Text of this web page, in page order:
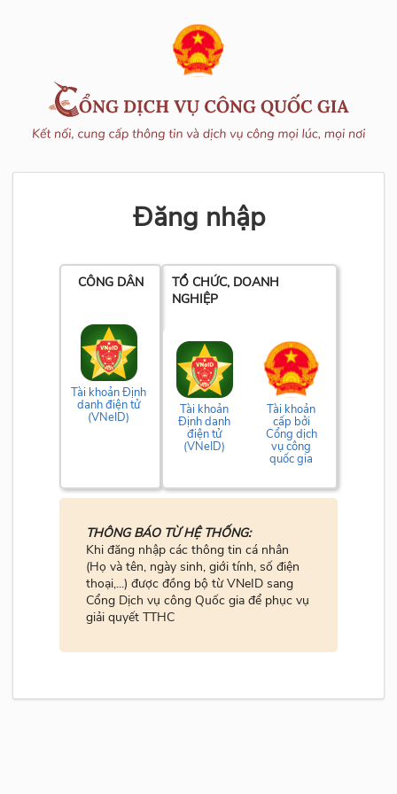
Đăng nhập
CÔNG DÂN
Tài khoản Định
danh điện tử
(VNeID)
TỔ CHỨC, DOANH
NGHIỆP
Tài khoản
Định danh
điện tử
(VNeID)
Tài khoản
cấp bởi
Cổng dịch
vụ công
quốc gia
THÔNG BÁO TỪ HỆ THỐNG:
Khi đăng nhập các thông tin cá nhân
(Họ và tên, ngày sinh, giới tính, số điện
thoại,...) được đồng bộ từ VNeID sang
Cổng Dịch vụ công Quốc gia để phục vụ
giải quyết TTHC